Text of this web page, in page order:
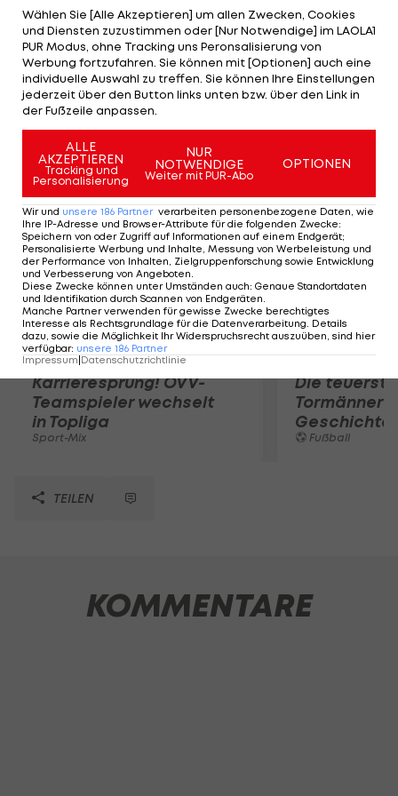
14 NHL-Begegnungen für die Dallas Stars, Calgary
Flames und NY Islanders wechselte Letang 2004
zu den Hamburg Freezers. Über die Nürnberg Ice
Tigers und den HC Innsbruck führte ihn sein Weg
2009 in Kroatiens Hauptstadt. Dort ist er seither
Spielführer.
Mehr zum Thema
Karrieresprung! ÖVV-
Teamspieler wechselt
in Topliga
Sport-Mix
Die
Tormänner
Geschichte
Fußball
TEILEN
KOMMENTARE
Wählen Sie [Alle Akzeptieren] um allen Zwecken, Cookies
und Diensten zuzustimmen oder [Nur Notwendige] im LAOLA1
PUR Modus, ohne Tracking uns Peronsalisierung von
Werbung fortzufahren. Sie können mit [Optionen] auch eine
individuelle Auswahl zu treffen. Sie können Ihre Einstellungen
jederzeit über den Button links unten bzw. über den Link in
der Fußzeile anpassen.
ALLE
AKZEPTIEREN
Tracking und
Personalisierung
NUR
NOTWENDIGE
Weiter mit PUR-Abo
OPTIONEN
Wir und unsere 186 Partner verarbeiten personenbezogene Daten, wie
Ihre IP-Adresse und Browser-Attribute für die folgenden Zwecke:
Speichern von oder Zugriff auf Informationen auf einem Endgerät;
Personalisierte Werbung und Inhalte, Messung von Werbeleistung und
der Performance von Inhalten, Zielgruppenforschung sowie Entwicklung
und Verbesserung von Angeboten.
Diese Zwecke können unter Umständen auch: Genaue Standortdaten
und Identifikation durch Scannen von Endgeräten.
Manche Partner verwenden für gewisse Zwecke berechtigtes
Interesse als Rechtsgrundlage für die Datenverarbeitung. Details
dazu, sowie die Möglichkeit Ihr Widerspruchsrecht auszuüben, sind hier
verfügbar: unsere 186 Partner
Impressum Datenschutzrichtlinie